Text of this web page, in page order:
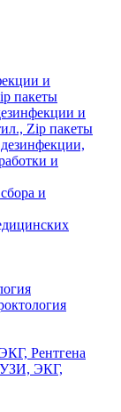
и
пакеты
и
Zip пакеты
и
и
Рентгена
УЗИ, ЭКГ,